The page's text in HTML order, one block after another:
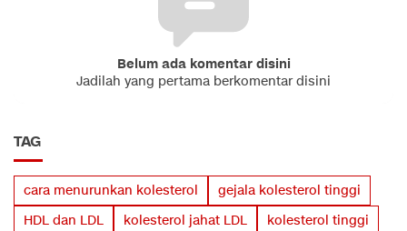
Belum ada komentar disini
Jadilah yang pertama berkomentar disini
TAG
cara menurunkan kolesterol
gejala kolesterol tinggi
HDL dan LDL
kolesterol jahat LDL
kolesterol tinggi